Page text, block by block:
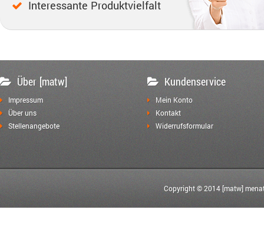
Interessante Produktvielfalt
Über [matw]
Impressum
Über uns
Stellenangebote
Kundenservice
Mein Konto
Kontakt
Widerrufsformular
Copyright © 2014 [matw]